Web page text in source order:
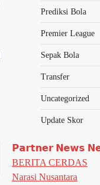
Prediksi Bola
Premier League
Sepak Bola
Transfer
Uncategorized
Update Skor
𝗣𝗮𝗿𝘁𝗻𝗲𝗿 𝗡𝗲𝘄𝘀
BERITA CERDAS
Narasi Nusantara